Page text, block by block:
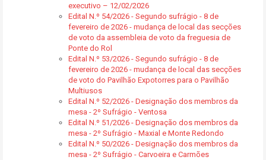
executivo – 12/02/2026
Edital N.º 54/2026 - Segundo sufrágio - 8 de
fevereiro de 2026 - mudança de local das secções
de voto da assembleia de voto da freguesia de
Ponte do Rol
Edital N.º 53/2026 - Segundo sufrágio - 8 de
fevereiro de 2026 - mudança de local das secções
de voto do Pavilhão Expotorres para o Pavilhão
Multiusos
Edital N.º 52/2026 - Designação dos membros da
mesa - 2º Sufrágio - Ventosa
Edital N.º 51/2026 - Designação dos membros da
mesa - 2º Sufrágio - Maxial e Monte Redondo
Edital N.º 50/2026 - Designação dos membros da
mesa - 2º Sufrágio - Carvoeira e Carmões